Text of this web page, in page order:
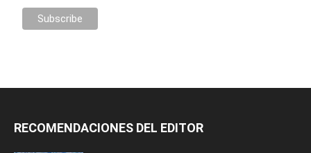
RECOMENDACIONES DEL EDITOR